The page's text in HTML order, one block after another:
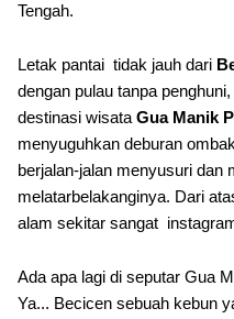
Tengah.
Letak pantai tidak jauh dari
dengan pulau tanpa
destinasi wisata Gua Manik
menyuguhkan deburan
berjalan-jalan menyusuri dan
melatarbelakanginya. Dari
alam sekitar sangat
Ada apa lagi di seputar Gua
Ya... Becicen sebuah kebun